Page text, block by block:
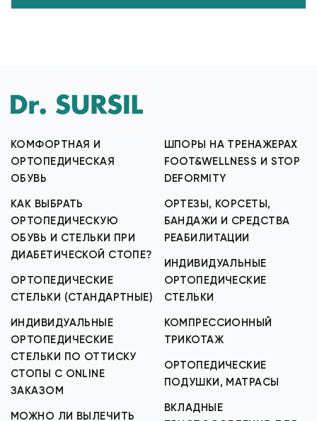
КОМФОРТНАЯ И
ОРТОПЕДИЧЕСКАЯ
ОБУВЬ
КАК ВЫБРАТЬ
ОРТОПЕДИЧЕСКУЮ
ОБУВЬ И СТЕЛЬКИ ПРИ
ДИАБЕТИЧЕСКОЙ СТОПЕ?
ОРТОПЕДИЧЕСКИЕ
СТЕЛЬКИ (СТАНДАРТНЫЕ)
ИНДИВИДУАЛЬНЫЕ
ОРТОПЕДИЧЕСКИЕ
СТЕЛЬКИ ПО ОТТИСКУ
СТОПЫ С ONLINE
ЗАКАЗОМ
МОЖНО ЛИ ВЫЛЕЧИТЬ
ШПОРЫ НА ТРЕНАЖЕРАХ
FOOT&WELLNESS И STOP
DEFORMITY
ОРТЕЗЫ, КОРСЕТЫ,
БАНДАЖИ И СРЕДСТВА
РЕАБИЛИТАЦИИ
ИНДИВИДУАЛЬНЫЕ
ОРТОПЕДИЧЕСКИЕ
СТЕЛЬКИ
КОМПРЕССИОННЫЙ
ТРИКОТАЖ
ОРТОПЕДИЧЕСКИЕ
ПОДУШКИ, МАТРАСЫ
ВКЛАДНЫЕ